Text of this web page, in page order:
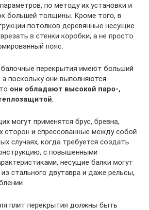
по методу их установки и
большей толщины. Кроме того, в
потолков деревянные несущие
в стенки коробки, а не просто
пояс.
перекрытия имеют больший
а поскольку они выполняются
они обладают высокой паро-,
.
могут применятся брус, бревна,
сторон и спрессованные между собой
случаях, когда требуется создать
с повышенными
несущие балки могут
стального двутавра и даже рельсы,
плит перекрытия должны быть